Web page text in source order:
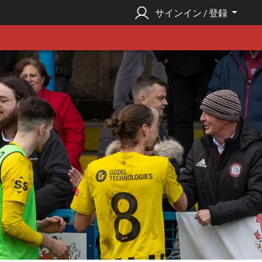
サインイン / 登録